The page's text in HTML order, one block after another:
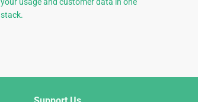
your usage and customer data in one
stack.